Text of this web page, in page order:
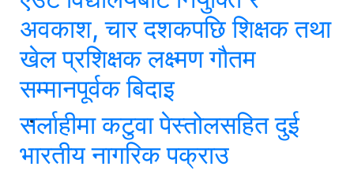
अवकाश, चार दशकपछि शिक्षक तथा
खेल प्रशिक्षक लक्ष्मण गौतम
सम्मानपूर्वक बिदाइ
सर्लाहीमा कटुवा पेस्तोलसहित दुई
भारतीय नागरिक पक्राउ